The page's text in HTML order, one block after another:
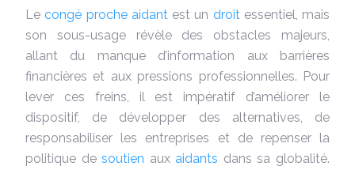
Lecongé proche aidant est un droit essentiel, mais
son sous-usage révèle des obstacles majeurs,
allant du manque d’information aux barrières
financières et aux pressions professionnelles. Pour
lever ces freins, il est impératif d’améliorer le
dispositif, de développer des alternatives, de
responsabiliser les entreprises et de repenser la
politique desoutien aux aidants dans sa globalité.